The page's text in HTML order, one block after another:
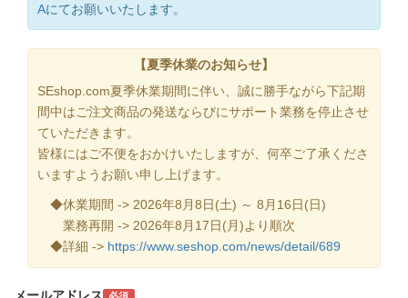
Aにてお願いいたします。
【夏季休業のお知らせ】
SEshop.com夏季休業期間に伴い、誠に勝手ながら下記期
間中はご注文商品の発送ならびにサポート業務を停止させ
ていただきます。
皆様にはご不便をおかけいたしますが、何卒ご了承くださ
いますようお願い申し上げます。
◆休業期間 -> 2026年8月8日(土) ～ 8月16日(日)
業務再開 -> 2026年8月17日(月)より順次
◆詳細 -> https://www.seshop.com/news/detail/689